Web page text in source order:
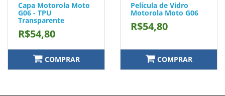
Capa Motorola Moto
G06 - TPU
Transparente
R$54,80
COMPRAR
Película de Vidro
Motorola Moto G06
R$54,80
COMPRAR